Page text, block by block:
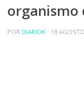
organismo
PORDIARIOK · 18